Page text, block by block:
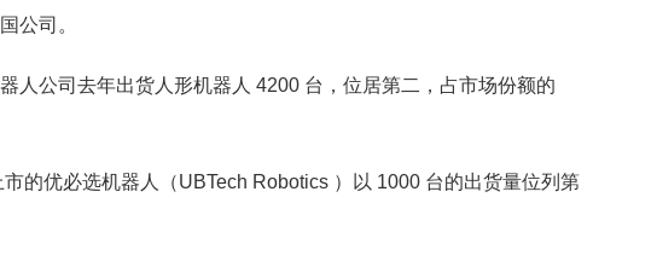
公司。
人公司去年出货人形机器人 4200 台，位居第二，占市场份额的
的优必选机器人（UBTech Robotics ）以 1000 台的出货量位列第